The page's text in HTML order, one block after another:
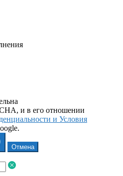
и в его отношении
и Условия
Отмена